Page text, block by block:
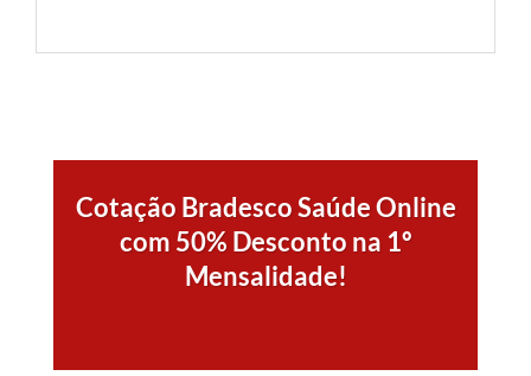
Cotação Bradesco Saúde Online
com 50% Desconto na 1º
Mensalidade!